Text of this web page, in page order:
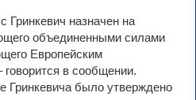
Гринкевич назначен на
объединенными силами
Европейским
в сообщении.
Гринкевича было утверждено